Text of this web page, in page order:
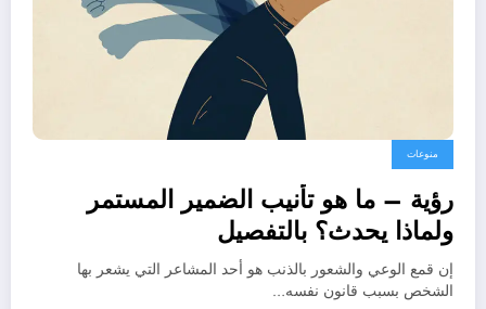
منوعات
رؤية – ما هو تأنيب الضمير المستمر
ولماذا يحدث؟ بالتفصيل
إن قمع الوعي والشعور بالذنب هو أحد المشاعر التي يشعر بها
الشخص بسبب قانون نفسه…